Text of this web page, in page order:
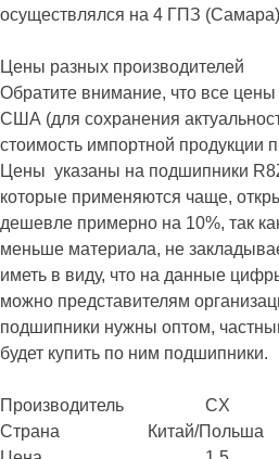
осуществлялся на 4 ГПЗ
Цены разных производителей
Обратите внимание, что все
США (для сохранения
стоимость импортной продукции
Цены указаны на подшипники
которые применяются чаще,
дешевле примерно на 10%, так
меньше материала, не
иметь в виду, что на данные
можно представителям
подшипники нужны оптом,
будет купить по ним подшипники.
Производитель CX
Страна
Китай/Польша